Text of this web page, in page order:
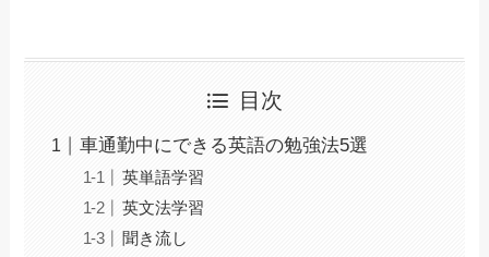
目次
車通勤中にできる英語の勉強法5選
英単語学習
英文法学習
聞き流し